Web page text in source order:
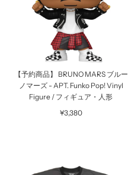
【予約商品】 BRUNO MARS ブルー
ノマーズ - APT. Funko Pop! Vinyl
Figure / フィギュア・人形
¥3,380